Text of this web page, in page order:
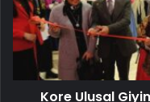
Kore Ulusal